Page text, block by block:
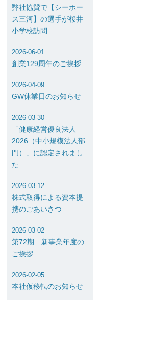
弊社協賛で【シーホー
ス三河】の選手が桜井
小学校訪問
2026-06-01
創業129周年のご挨拶
2026-04-09
GW休業日のお知らせ
2026-03-30
「健康経営優良法人
2026（中小規模法人部
門）」に認定されまし
た
2026-03-12
株式取得による資本提
携のごあいさつ
2026-03-02
第72期 新事業年度の
ご挨拶
2026-02-05
本社仮移転のお知らせ